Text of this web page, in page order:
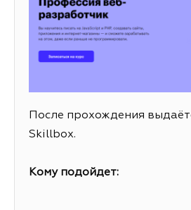
После прохождения
Skillbox.
Кому подойдет: